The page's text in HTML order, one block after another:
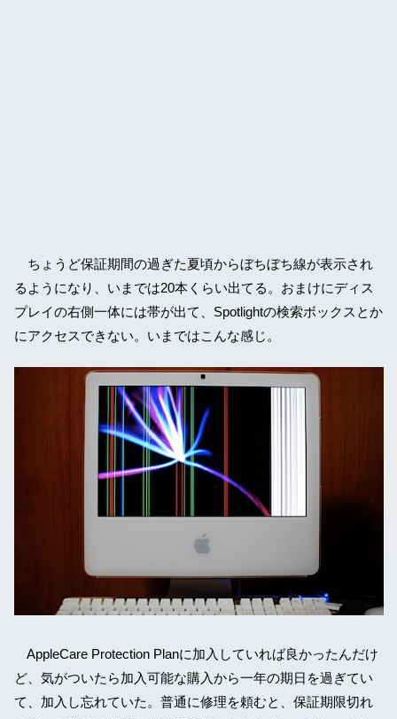
ちょうど保証期間の過ぎた夏頃からぼちぼち線が表示され
るようになり、いまでは20本くらい出てる。おまけにディス
プレイの右側一体には帯が出て、Spotlightの検索ボックスとか
にアクセスできない。いまではこんな感じ。
AppleCare Protection Planに加入していれば良かったんだけ
ど、気がついたら加入可能な購入から一年の期日を過ぎてい
て、加入し忘れていた。普通に修理を頼むと、保証期限切れ